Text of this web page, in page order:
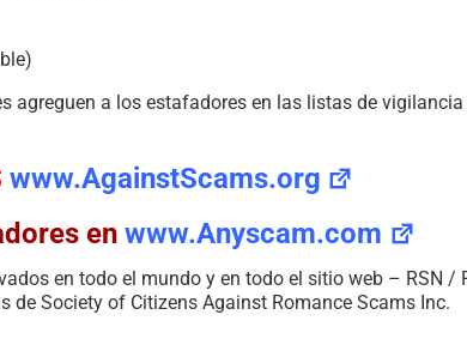
agreguen a los estafadores en las listas de vigilancia
www.AgainstScams.org
enwww.Anyscam.com
en todo el mundo y en todo el sitio web – RSN /
de Society of Citizens Against Romance Scams Inc.